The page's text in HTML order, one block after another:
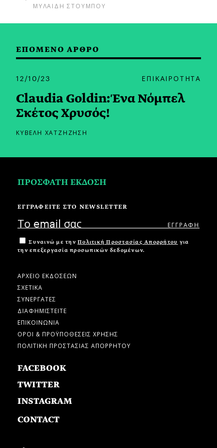
ΜΥΛΑΙΔΗ ΣΤΟΥΜΠΟΥ
ΕΠΟΜΕΝΟ ΑΡΘΡΟ
12/10/23 ΕΠΙΚΑΙΡΟΤΗΤΑ
Claudia Goldin: Ένα Νόμπελ
Σκέτος Χρυσός!
ΚΥΒΕΛΗ ΧΑΤΖΗΖΗΣΗ
ΠΡΟΣΦΑΤΗ ΕΚΔΟΣΗ
ΕΓΓΡΑΦΕΙΤΕ ΣΤΟ NEWSLETTER
Συναινώ με την Πολιτική Προστασίας Απορρήτου για
την επεξεργασία προσωπικών δεδομένων.
ΑΡΧΕΙΟ ΕΚΔΟΣΕΩΝ
ΣΧΕΤΙΚΑ
ΣΥΝΕΡΓΑΤΕΣ
ΔΙΑΦΗΜΙΣΤΕΙΤΕ
ΕΠΙΚΟΙΝΩΝΙΑ
ΟΡΟΙ & ΠΡΟΫΠΟΘΕΣΕΙΣ ΧΡΗΣΗΣ
ΠΟΛΙΤΙΚΗ ΠΡΟΣΤΑΣΙΑΣ ΑΠΟΡΡΗΤΟΥ
FACEBOOK
TWITTER
INSTAGRAM
CONTACT